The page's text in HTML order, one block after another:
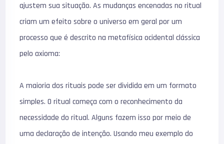
ajustem sua situação. As mudanças encenadas no ritual
criam um efeito sobre o universo em geral por um
processo que é descrito na metafísica ocidental clássica
pelo axioma:
A maioria dos rituais pode ser dividida em um formato
simples. O ritual começa com o reconhecimento da
necessidade do ritual. Alguns fazem isso por meio de
uma declaração de intenção. Usando meu exemplo do